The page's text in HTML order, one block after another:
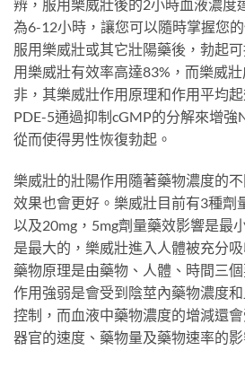
辨，服用樂威壯後的2小時血液濃度
為6-12小時，讓您可以隨時掌握您
服用樂威壯或其它壯陽藥後，勃起
用樂威壯有效率高達83%，而樂威
非，其樂威壯作用原理和作用平均
PDE-5通過抑制cGMP的分解來增強
從而使得男性恢復勃起。
樂威壯的壯陽作用隨著藥物濃度的
效果也會更好。樂威壯目前有3種劑
以及20mg，5mg劑量藥效影響是最
是最大的，樂威壯進入人體被充分
藥物原理是由藥物、人體、時間三
作用強弱是會受到陰莖內藥物濃度
控制，而血液中藥物濃度的增減還
器官的速度、藥物量及藥物速率的影